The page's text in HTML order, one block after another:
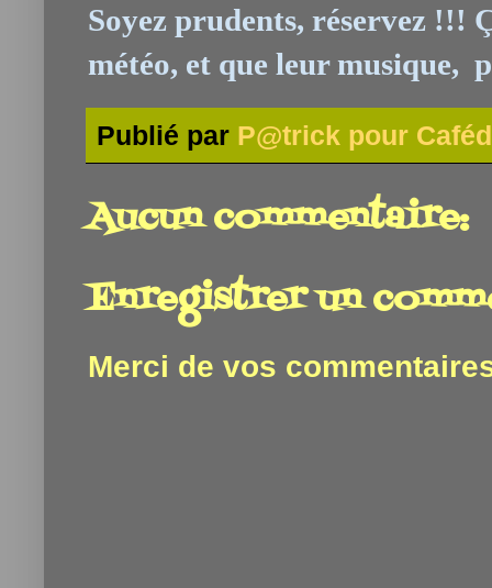
Soyez prudents, réservez !!!
météo, et que leur musique,
Publié par P@trick pour
Aucun commentaire:
Enregistrer un
Merci de vos